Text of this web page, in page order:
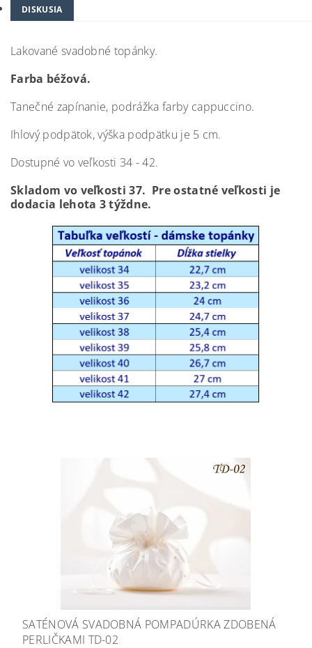
DISKUSIA
Lakované svadobné topánky.
Farba béžová.
Tanečné zapínanie, podrážka farby cappuccino.
Ihlový podpätok, výška podpätku je 5 cm.
Dostupné vo veľkosti 34 - 42.
Skladom vo veľkosti 37. Pre ostatné veľkosti je
dodacia lehota 3 týždne.
SATÉNOVÁ SVADOBNÁ POMPADÚRKA ZDOBENÁ
PERLIČKAMI TD-02